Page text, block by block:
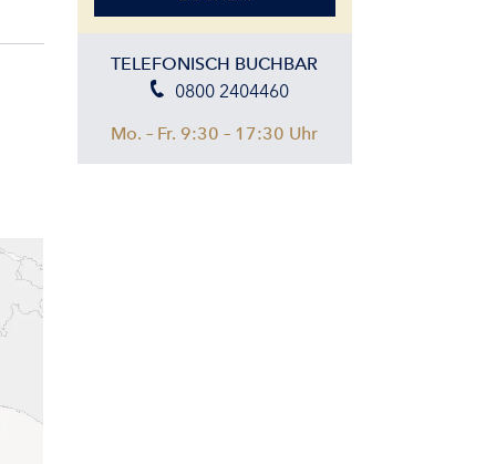
TELEFONISCH BUCHBAR
0800 2404460
Mo. – Fr. 9:30 – 17:30 Uhr